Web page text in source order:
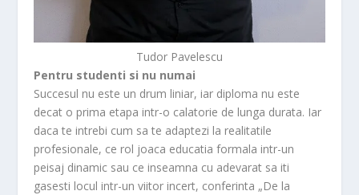
Tudor Pavelescu
Pentru studenti si nu numai
Succesul nu este un drum liniar, iar diploma nu este
decat o prima etapa intr-o calatorie de lunga durata. Iar
daca te intrebi cum sa te adaptezi la realitatile
profesionale, ce rol joaca educatia formala intr-un
peisaj dinamic sau ce inseamna cu adevarat sa iti
gasesti locul intr-un viitor incert, conferinta „De la